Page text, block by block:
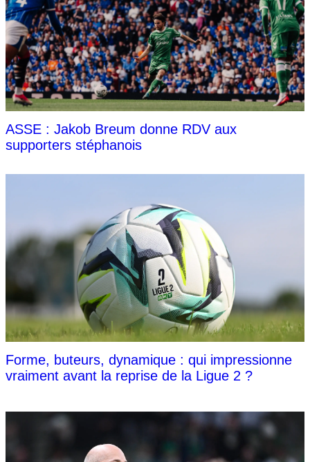
ASSE : Jakob Breum donne RDV aux
supporters stéphanois
Forme, buteurs, dynamique : qui impressionne
vraiment avant la reprise de la Ligue 2 ?